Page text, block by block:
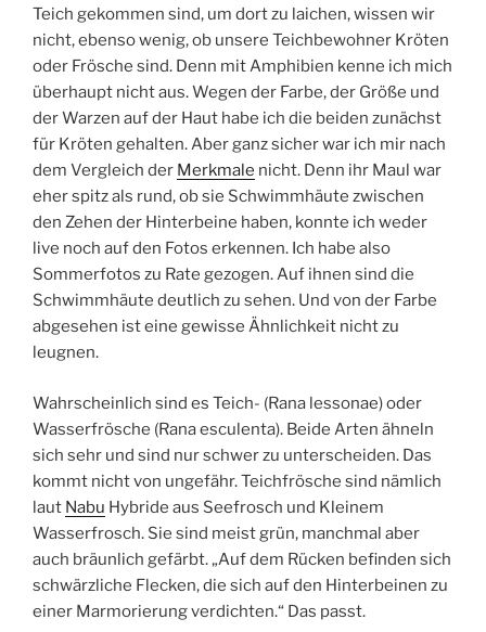
Teich gekommen sind, um dort zu laichen, wissen wir
nicht, ebenso wenig, ob unsere Teichbewohner Kröten
oder Frösche sind. Denn mit Amphibien kenne ich mich
überhaupt nicht aus. Wegen der Farbe, der Größe und
der Warzen auf der Haut habe ich die beiden zunächst
für Kröten gehalten. Aber ganz sicher war ich mir nach
dem Vergleich der Merkmale nicht. Denn ihr Maul war
eher spitz als rund, ob sie Schwimmhäute zwischen
den Zehen der Hinterbeine haben, konnte ich weder
live noch auf den Fotos erkennen. Ich habe also
Sommerfotos zu Rate gezogen. Auf ihnen sind die
Schwimmhäute deutlich zu sehen. Und von der Farbe
abgesehen ist eine gewisse Ähnlichkeit nicht zu
leugnen.
Wahrscheinlich sind es Teich- (Rana lessonae) oder
Wasserfrösche (Rana esculenta). Beide Arten ähneln
sich sehr und sind nur schwer zu unterscheiden. Das
kommt nicht von ungefähr. Teichfrösche sind nämlich
laut Nabu Hybride aus Seefrosch und Kleinem
Wasserfrosch. Sie sind meist grün, manchmal aber
auch bräunlich gefärbt. „Auf dem Rücken befinden sich
schwärzliche Flecken, die sich auf den Hinterbeinen zu
einer Marmorierung verdichten.“ Das passt.